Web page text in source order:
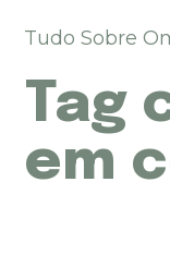
u
a
a
Tudo Sobre
Tag
em